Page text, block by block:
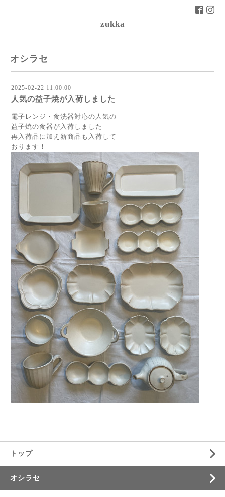
zukka
オシラセ
2025-02-22 11:00:00
人気の益子焼が入荷しました
電子レンジ・食洗器対応の人気の
益子焼の食器が入荷しました
再入荷品に加え新商品も入荷して
おります！
トップ
オシラセ